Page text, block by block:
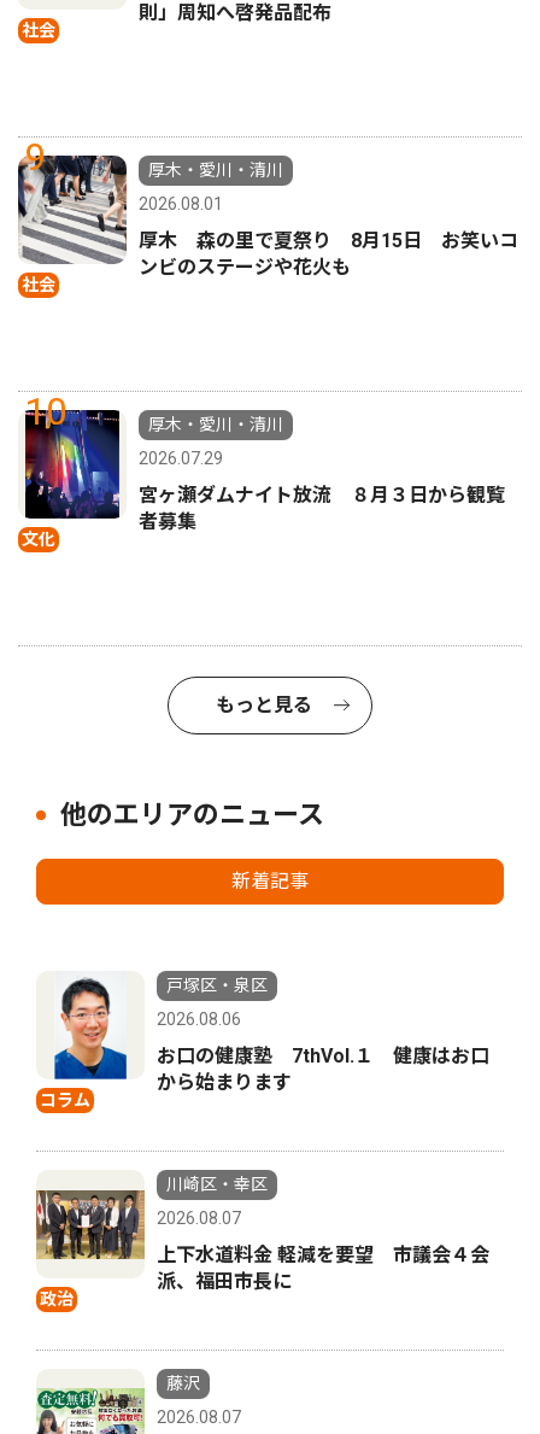
社会
則」周知へ啓発品配布
9
社会
厚木・愛川・清川
2026.08.01
厚木 森の里で夏祭り 8月15日 お笑いコ
ンビのステージや花火も
10
文化
厚木・愛川・清川
2026.07.29
宮ヶ瀬ダムナイト放流 ８月３日から観覧
者募集
もっと見る
他のエリアのニュース
新着記事
コラム
戸塚区・泉区
2026.08.06
お口の健康塾 7thVol.１ 健康はお口
から始まります
政治
川崎区・幸区
2026.08.07
上下水道料金 軽減を要望 市議会４会
派、福田市長に
藤沢
2026.08.07